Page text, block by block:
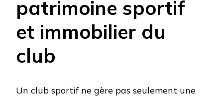
patrimoine sportif
et immobilier du
club
Un club sportif ne gère pas seulement une